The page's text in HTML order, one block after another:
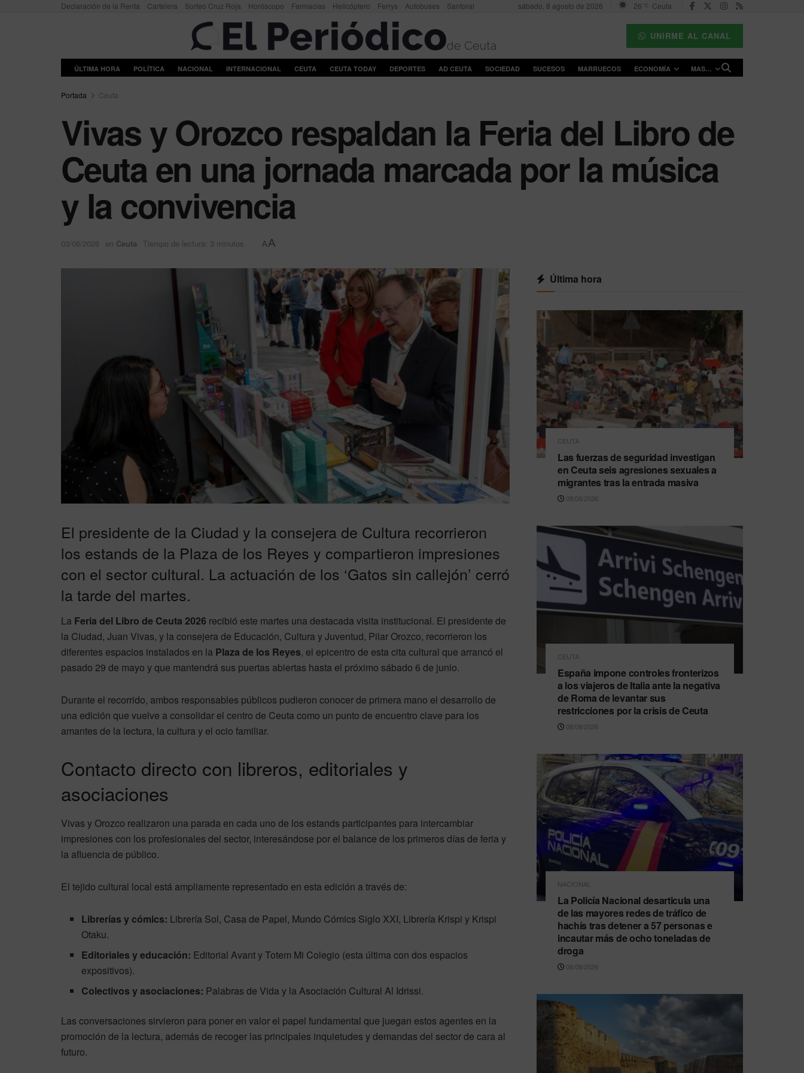
Declaración de la Renta Cartelera Sorteo Cruz Roja Horóscopo Farmacias Helicóptero Ferrys Autobuses Santoral sábado, 8 agosto de 2026 26 °C Ceuta
UNIRME AL CANAL
ÚLTIMA HORA POLÍTICA NACIONAL INTERNACIONAL CEUTA CEUTA TODAY DEPORTES AD CEUTA SOCIEDAD SUCESOS MARRUECOS ECONOMÍA MAS…
Portada Ceuta
Vivas y Orozco respaldan la Feria del Libro de
Ceuta en una jornada marcada por la música
y la convivencia
03/06/2026 en Ceuta Tiempo de lectura: 3 minutos AA
El presidente de la Ciudad y la consejera de Cultura recorrieron
los estands de la Plaza de los Reyes y compartieron impresiones
con el sector cultural. La actuación de los ‘Gatos sin callejón’ cerró
la tarde del martes.
La Feria del Libro de Ceuta 2026 recibió este martes una destacada visita institucional. El presidente de
la Ciudad, Juan Vivas, y la consejera de Educación, Cultura y Juventud, Pilar Orozco, recorrieron los
diferentes espacios instalados en la Plaza de los Reyes, el epicentro de esta cita cultural que arrancó el
pasado 29 de mayo y que mantendrá sus puertas abiertas hasta el próximo sábado 6 de junio.
Durante el recorrido, ambos responsables públicos pudieron conocer de primera mano el desarrollo de
una edición que vuelve a consolidar el centro de Ceuta como un punto de encuentro clave para los
amantes de la lectura, la cultura y el ocio familiar.
Contacto directo con libreros, editoriales y
asociaciones
Vivas y Orozco realizaron una parada en cada uno de los estands participantes para intercambiar
impresiones con los profesionales del sector, interesándose por el balance de los primeros días de feria y
la afluencia de público.
El tejido cultural local está ampliamente representado en esta edición a través de:
Librerías y cómics: Librería Sol, Casa de Papel, Mundo Cómics Siglo XXI, Librería Krispi y Krispi
Otaku.
Editoriales y educación: Editorial Avant y Totem Mi Colegio (esta última con dos espacios
expositivos).
Colectivos y asociaciones: Palabras de Vida y la Asociación Cultural Al Idrissi.
Las conversaciones sirvieron para poner en valor el papel fundamental que juegan estos agentes en la
promoción de la lectura, además de recoger las principales inquietudes y demandas del sector de cara al
futuro.
Última hora
CEUTA
Las fuerzas de seguridad investigan
en Ceuta seis agresiones sexuales a
migrantes tras la entrada masiva
08/08/2026
CEUTA
España impone controles fronterizos
a los viajeros de Italia ante la negativa
de Roma de levantar sus
restricciones por la crisis de Ceuta
08/08/2026
NACIONAL
La Policía Nacional desarticula una
de las mayores redes de tráfico de
hachís tras detener a 57 personas e
incautar más de ocho toneladas de
droga
08/08/2026